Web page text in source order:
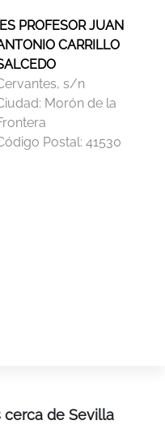
IES PROFESOR JUAN
CARRILLO
s/n
Morón de la
Postal: 41530
cerca de Sevilla